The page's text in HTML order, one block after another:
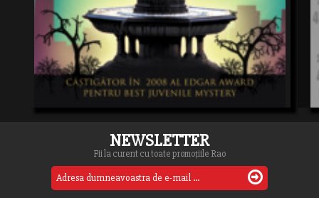
NEWSLETTER
Fii la curent cu toate promoțiile Rao